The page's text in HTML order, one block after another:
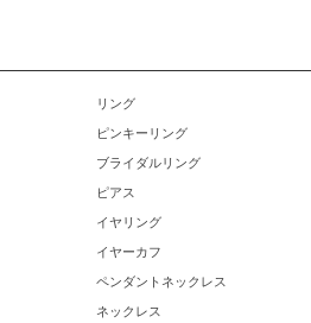
リング
ピンキーリング
ブライダルリング
ピアス
イヤリング
イヤーカフ
ペンダントネックレス
ネックレス